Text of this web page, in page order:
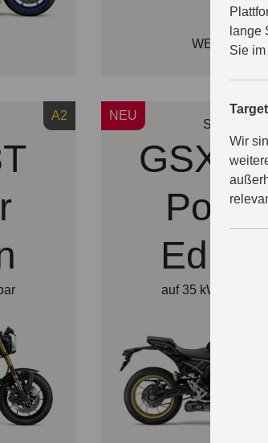
lange
Sie
Wir
WEITER
A2
Street
GSX-
Edition
auf 35 kW
NEU